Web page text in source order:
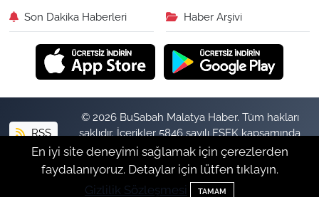
Son Dakika Haberleri Haber Arşivi
RSS
© 2026 BuSabah Malatya Haber. Tüm hakları
saklıdır. İçerikler 5846 sayılı FSEK kapsamında
izinsiz kopyalanamaz.
Haber Yazılımı:TE Bilişim
En iyi site deneyimi sağlamak için çerezlerden
faydalanıyoruz. Detaylar için lütfen tıklayın.
Gizlilik Sözleşmesi
TAMAM